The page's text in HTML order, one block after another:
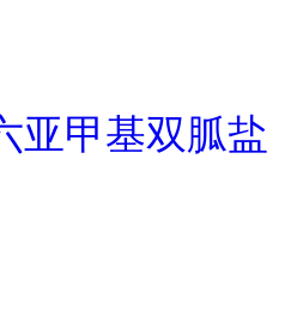
亚甲基双胍盐